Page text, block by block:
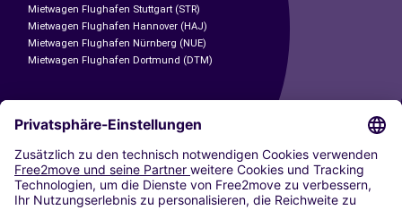
Mietwagen Flughafen Stuttgart (STR)
Mietwagen Flughafen Hannover (HAJ)
Mietwagen Flughafen Nürnberg (NUE)
Mietwagen Flughafen Dortmund (DTM)
CARSHARING
UNSERE STÄDTE
Paris
Madrid
Washington DC